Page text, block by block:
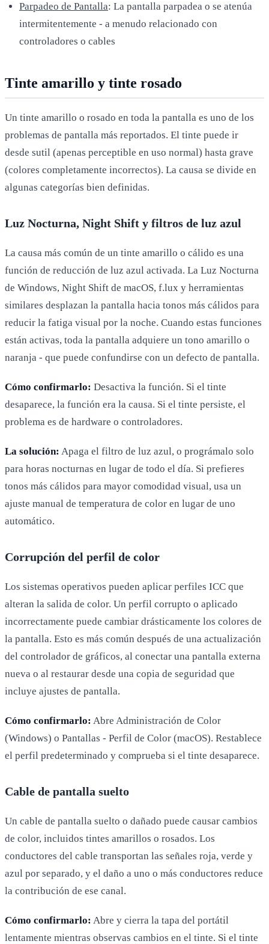
Parpadeo de Pantalla: La pantalla parpadea o se atenúa
intermitentemente - a menudo relacionado con
controladores o cables
Tinte amarillo y tinte rosado
Un tinte amarillo o rosado en toda la pantalla es uno de los
problemas de pantalla más reportados. El tinte puede ir
desde sutil (apenas perceptible en uso normal) hasta grave
(colores completamente incorrectos). La causa se divide en
algunas categorías bien definidas.
Luz Nocturna, Night Shift y filtros de luz azul
La causa más común de un tinte amarillo o cálido es una
función de reducción de luz azul activada. La Luz Nocturna
de Windows, Night Shift de macOS, f.lux y herramientas
similares desplazan la pantalla hacia tonos más cálidos para
reducir la fatiga visual por la noche. Cuando estas funciones
están activas, toda la pantalla adquiere un tono amarillo o
naranja - que puede confundirse con un defecto de pantalla.
Cómo confirmarlo: Desactiva la función. Si el tinte
desaparece, la función era la causa. Si el tinte persiste, el
problema es de hardware o controladores.
La solución: Apaga el filtro de luz azul, o prográmalo solo
para horas nocturnas en lugar de todo el día. Si prefieres
tonos más cálidos para mayor comodidad visual, usa un
ajuste manual de temperatura de color en lugar de uno
automático.
Corrupción del perfil de color
Los sistemas operativos pueden aplicar perfiles ICC que
alteran la salida de color. Un perfil corrupto o aplicado
incorrectamente puede cambiar drásticamente los colores de
la pantalla. Esto es más común después de una actualización
del controlador de gráficos, al conectar una pantalla externa
nueva o al restaurar desde una copia de seguridad que
incluye ajustes de pantalla.
Cómo confirmarlo: Abre Administración de Color
(Windows) o Pantallas - Perfil de Color (macOS). Restablece
el perfil predeterminado y comprueba si el tinte desaparece.
Cable de pantalla suelto
Un cable de pantalla suelto o dañado puede causar cambios
de color, incluidos tintes amarillos o rosados. Los
conductores del cable transportan las señales roja, verde y
azul por separado, y el daño a uno o más conductores reduce
la contribución de ese canal.
Cómo confirmarlo: Abre y cierra la tapa del portátil
lentamente mientras observas cambios en el tinte. Si el tinte